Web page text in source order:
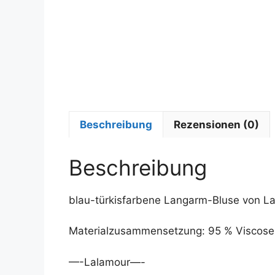
Beschreibung Rezensionen (0)
Beschreibung
blau-türkisfarbene Langarm-Bluse von
Materialzusammensetzung: 95 %
—-Lalamour—-